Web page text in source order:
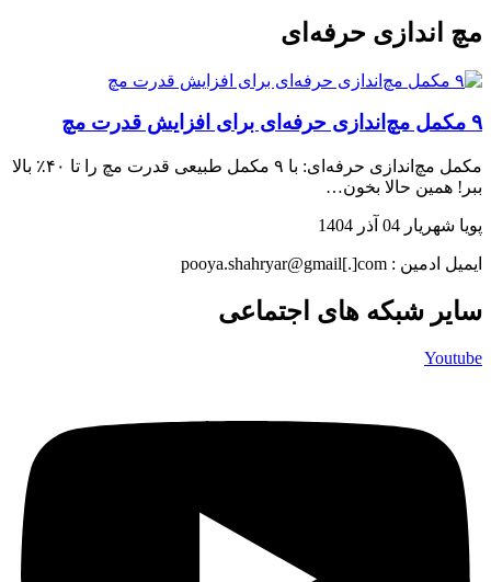
مچ اندازی حرفه‌ای
۹ مکمل مچ‌اندازی حرفه‌ای برای افزایش قدرت مچ
مکمل مچ‌اندازی حرفه‌ای: با ۹ مکمل طبیعی قدرت مچ را تا ۴۰٪ بالا
ببر! همین حالا بخون…
پویا شهریار 04 آذر 1404
ایمیل ادمین : pooya.shahryar@gmail[.]com
سایر شبکه های اجتماعی
Youtube